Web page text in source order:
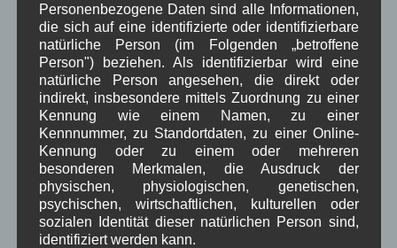
Januar 2025(8)
Dezember 2024 (7)
November 2024
(14)
Oktober 2024
(10)
September 2024(8)
August 2024(2)
Juli 2024(9)
Juni 2024(4)
Mai 2024(4)
April 2024
(5)
März 2024(4)
Februar 2024(4)
Januar 2024(5)
Personenbezogene Daten sind alle Informationen,
die sich auf eine identifizierte oder identifizierbare
natürliche Person (im Folgenden „betroffene
Person") beziehen. Als identifizierbar wird eine
natürliche Person angesehen, die direkt oder
indirekt, insbesondere mittels Zuordnung zu einer
Kennung wie einem Namen, zu einer
Kennnummer, zu Standortdaten, zu einer Online-
Kennung oder zu einem oder mehreren
besonderen Merkmalen, die Ausdruck der
physischen, physiologischen, genetischen,
psychischen, wirtschaftlichen, kulturellen oder
sozialen Identität dieser natürlichen Person sind,
identifiziert werden kann.